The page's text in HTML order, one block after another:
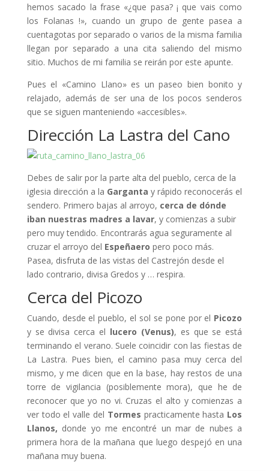
hemos sacado la frase «¿que pasa? ¡ que vais como
los Folanas !», cuando un grupo de gente pasea a
cuentagotas por separado o varios de la misma familia
llegan por separado a una cita saliendo del mismo
sitio. Muchos de mi familia se reirán por este apunte.
Pues el «Camino Llano» es un paseo bien bonito y
relajado, además de ser una de los pocos senderos
que se siguen manteniendo «accesibles».
Dirección La Lastra del Cano
Debes de salir por la parte alta del pueblo, cerca de la
iglesia dirección a la Garganta y rápido reconocerás el
sendero. Primero bajas al arroyo, cerca de dónde
iban nuestras madres a lavar, y comienzas a subir
pero muy tendido. Encontrarás agua seguramente al
cruzar el arroyo del Espeñaero pero poco más.
Pasea, disfruta de las vistas del Castrejón desde el
lado contrario, divisa Gredos y … respira.
Cerca del Picozo
Cuando, desde el pueblo, el sol se pone por el Picozo
y se divisa cerca el lucero (Venus), es que se está
terminando el verano. Suele coincidir con las fiestas de
La Lastra. Pues bien, el camino pasa muy cerca del
mismo, y me dicen que en la base, hay restos de una
torre de vigilancia (posiblemente mora), que he de
reconocer que yo no vi. Cruzas el alto y comienzas a
ver todo el valle del Tormes practicamente hasta Los
Llanos, donde yo me encontré un mar de nubes a
primera hora de la mañana que luego despejó en una
mañana muy buena.